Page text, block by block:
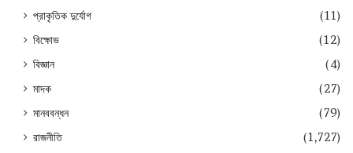
প্রাকৃতিক দুর্যোগ
(11)
বিক্ষোভ
(12)
বিজ্ঞান
(4)
মাদক
(27)
মানববন্ধন
(79)
রাজনীতি
(1,727)